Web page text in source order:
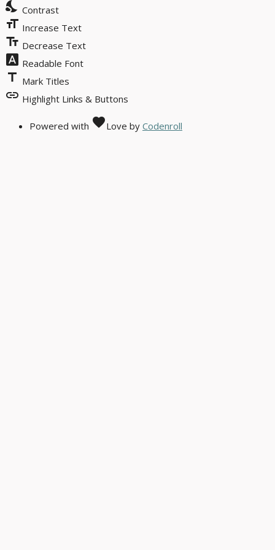
nights_stay Contrast
format_size Increase Text
text_fields Decrease Text
font_download Readable Font
title Mark Titles
link Highlight Links & Buttons
Powered with favoriteLove by Codenroll